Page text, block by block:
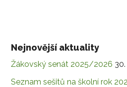
Nejnovější aktuality
Žákovský senát 2025/2026
Seznam sešitů na školní rok